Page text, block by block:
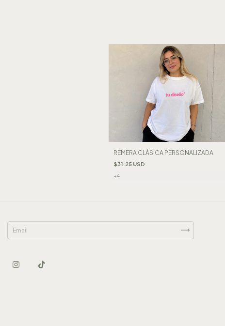
REMERA CLÁSICA PERSONALIZADA
$31.25 USD
+4